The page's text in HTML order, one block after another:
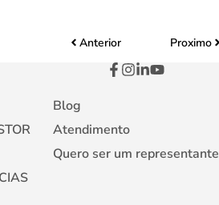
Anterior Proximo
Blog
Atendimento
Quero ser um representante